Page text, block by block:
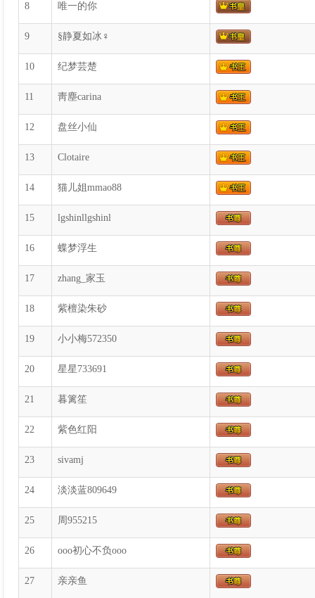
8 唯一的你
9 §静夏如冰♀
10 纪梦芸楚
11 靑塵carina
12 盘丝小仙
13 Clotaire
14 猫儿姐mmao88
15 lgshinllgshinl
16 蝶梦浮生
17 zhang_家玉
18 紫檀染朱砂
19 小小梅572350
20 星星733691
21 暮篱笙
22 紫色红阳
23 sivamj
24 淡淡蓝809649
25 周955215
26 ooo初心不负ooo
27 亲亲鱼